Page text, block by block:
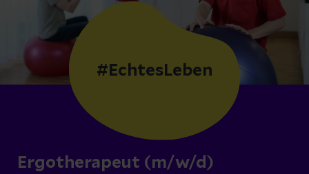
Ergotherapeut (m/w/d)
#EchtesLeben